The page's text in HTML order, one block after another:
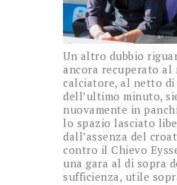
Un altro dubbio
ancora recuperato al
calciatore, al netto di
dell’ultimo minuto,
nuovamente in
lo spazio lasciato
dall’assenza del
contro il Chievo
una gara al di sopra
sufficienza, utile